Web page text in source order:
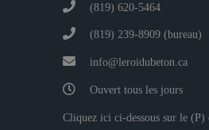
(819) 620-5464
(819) 239-8909 (bureau)
info@leroidubeton.ca
Ouvert tous les jours
Cliquez ici ci-dessous sur le (P)